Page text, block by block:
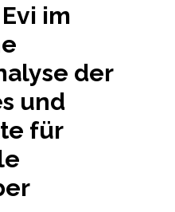
im
der
und
für